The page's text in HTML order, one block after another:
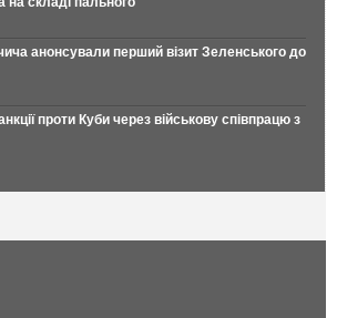
анонсували перший візит Зеленського до
проти Куби через військову співпрацю з